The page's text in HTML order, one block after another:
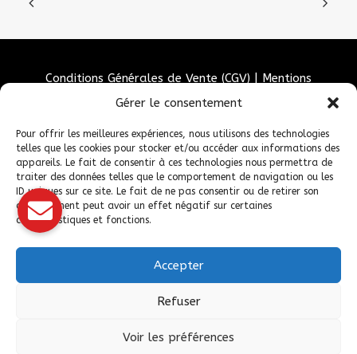
Gérer le consentement
Pour offrir les meilleures expériences, nous utilisons des technologies
telles que les cookies pour stocker et/ou accéder aux informations des
appareils. Le fait de consentir à ces technologies nous permettra de
traiter des données telles que le comportement de navigation ou les
ID uniques sur ce site. Le fait de ne pas consentir ou de retirer son
consentement peut avoir un effet négatif sur certaines
caractéristiques et fonctions.
Accepter
Refuser
Voir les préférences
Conditions Générales de Vente (CGV)
Mentions
Politique de confidentialité
Tous droits réservés.